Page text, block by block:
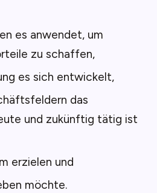
es anwendet, um
zu schaffen,
es sich entwickelt,
das
und zukünftig tätig ist
erzielen und
möchte.